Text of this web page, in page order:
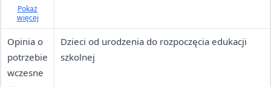
potrzebie
rocznego
indywidu
alnego
przygoto
Pokaż
więcej
Opinia o
potrzebie
wczesne
Dzieci od urodzenia do rozpoczęcia edukacji
szkolnej